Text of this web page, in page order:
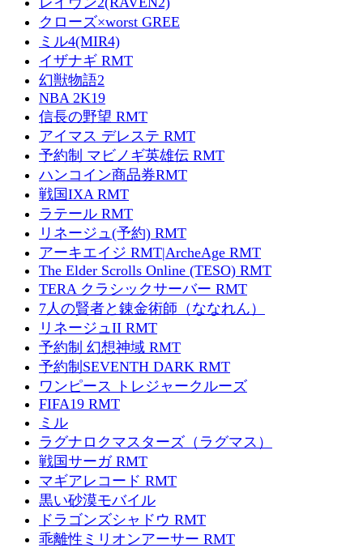
クローズ×worst GREE
ミル4(MIR4)
イザナギ RMT
幻獣物語2
NBA 2K19
信長の野望 RMT
アイマス デレステ RMT
予約制 マビノギ英雄伝 RMT
ハンコイン商品券RMT
戦国IXA RMT
ラテール RMT
リネージュ(予約) RMT
アーキエイジ RMT|ArcheAge RMT
The Elder Scrolls Online (TESO) RMT
TERA クラシックサーバー RMT
7人の賢者と錬金術師（ななれん）
リネージュII RMT
予約制 幻想神域 RMT
予約制SEVENTH DARK RMT
ワンピース トレジャークルーズ
FIFA19 RMT
ミル
ラグナロクマスターズ（ラグマス）
戦国サーガ RMT
マギアレコード RMT
黒い砂漠モバイル
ドラゴンズシャドウ RMT
乖離性ミリオンアーサー RMT